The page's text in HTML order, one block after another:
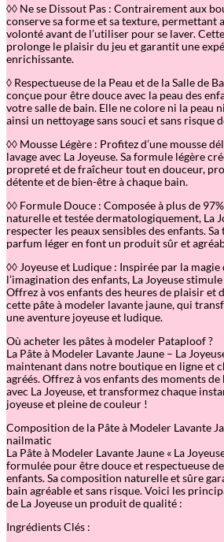
◊◊ Ne se Dissout Pas : Contrairement aux
conserve sa forme et sa texture, permettant
volonté avant de l’utiliser pour se laver.
prolonge le plaisir du jeu et garantit une
enrichissante.
◊ Respectueuse de la Peau et de la Salle de
conçue pour être douce avec la peau des
votre salle de bain. Elle ne colore ni la peau
ainsi un nettoyage sans souci et sans risque
◊◊ Mousse Légère : Profitez d’une mousse
lavage avec La Joyeuse. Sa formule légère
propreté et de fraîcheur tout en douceur,
détente et de bien-être à chaque bain.
◊◊ Formule Douce : Composée à plus de
naturelle et testée dermatologiquement, La
respecter les peaux sensibles des enfants.
parfum léger en font un produit sûr et
◊◊ Joyeuse et Ludique : Inspirée par la
l’imagination des enfants, La Joyeuse
Offrez à vos enfants des heures de plaisir et
cette pâte à modeler lavante jaune, qui
une aventure joyeuse et ludique.
Où acheter les pâtes à modeler Pataploof ?
La Pâte à Modeler Lavante Jaune – La
maintenant dans notre boutique en ligne et
agréés. Offrez à vos enfants des moments
avec La Joyeuse, et transformez chaque
joyeuse et pleine de couleur !
Composition de la Pâte à Modeler Lavante
nailmatic
La Pâte à Modeler Lavante Jaune « La
formulée pour être douce et respectueuse
enfants. Sa composition naturelle et sûre
bain agréable et sans risque. Voici les
de La Joyeuse un produit de qualité :
Ingrédients Clés :